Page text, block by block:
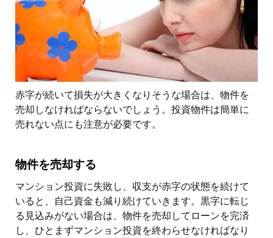
赤字が続いて損失が大きくなりそうな場合は、物件を
売却しなければならないでしょう。投資物件は簡単に
売れない点にも注意が必要です。
物件を売却する
マンション投資に失敗し、収支が赤字の状態を続けて
いると、自己資金も減り続けていきます。黒字に転じ
る見込みがない場合は、物件を売却してローンを完済
し、ひとまずマンション投資を終わらせなければなり